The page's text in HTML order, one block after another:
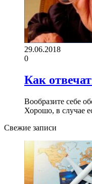
29.06.2018
0
Как
Вообразите себе
Хорошо, в случае
Свежие записи